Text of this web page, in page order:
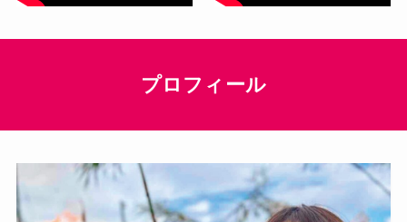
プロフィール